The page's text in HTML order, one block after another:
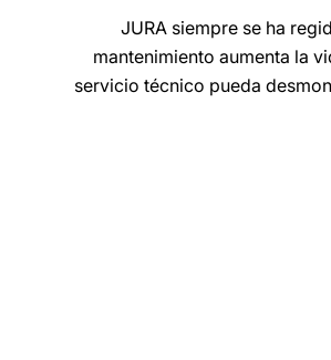
JURA siempre se ha
mantenimiento aumenta la
servicio técnico pueda